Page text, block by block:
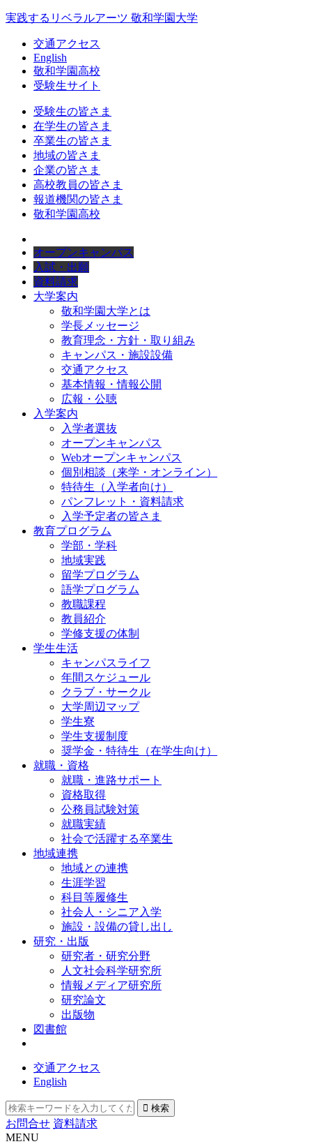
実践するリベラルアーツ 敬和学園大学
交通アクセス
English
敬和学園高校
受験生サイト
受験生の皆さま
在学生の皆さま
卒業生の皆さま
地域の皆さま
企業の皆さま
高校教員の皆さま
報道機関の皆さま
敬和学園高校
オープンキャンパス
入試・出願
資料請求
大学案内
敬和学園大学とは
学長メッセージ
教育理念・方針・取り組み
キャンパス・施設設備
交通アクセス
基本情報・情報公開
広報・公聴
入学案内
入学者選抜
オープンキャンパス
Webオープンキャンパス
個別相談（来学・オンライン）
特待生（入学者向け）
パンフレット・資料請求
入学予定者の皆さま
教育プログラム
学部・学科
地域実践
留学プログラム
語学プログラム
教職課程
教員紹介
学修支援の体制
学生生活
キャンパスライフ
年間スケジュール
クラブ・サークル
大学周辺マップ
学生寮
学生支援制度
奨学金・特待生（在学生向け）
就職・資格
就職・進路サポート
資格取得
公務員試験対策
就職実績
社会で活躍する卒業生
地域連携
地域との連携
生涯学習
科目等履修生
社会人・シニア入学
施設・設備の貸し出し
研究・出版
研究者・研究分野
人文社会科学研究所
情報メディア研究所
研究論文
出版物
図書館
交通アクセス
English
お問合せ 資料請求
MENU